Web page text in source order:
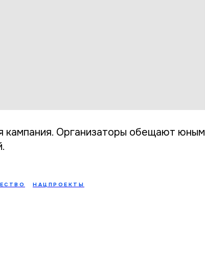
кампания. Организаторы обещают юным
НАЦПРОЕКТЫ